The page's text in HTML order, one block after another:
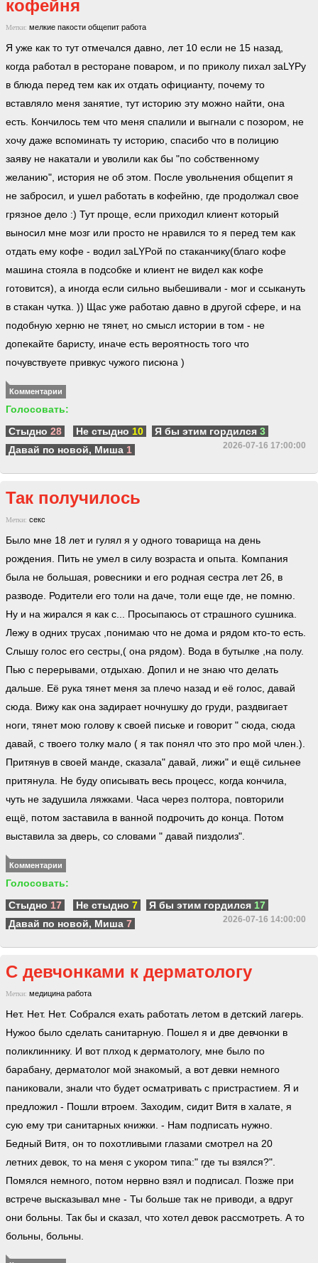
кофейня
Метки: мелкие пакости общепит работа
Я уже как то тут отмечался давно, лет 10 если не 15 назад,
когда работал в ресторане поваром, и по приколу пихал заLYPу
в блюда перед тем как их отдать официанту, почему то
вставляло меня занятие, тут историю эту можно найти, она
есть. Кончилось тем что меня спалили и выгнали с позором, не
хочу даже вспоминать ту историю, спасибо что в полицию
заяву не накатали и уволили как бы "по собственному
желанию", история не об этом. После увольнения общепит я
не забросил, и ушел работать в кофейню, где продолжал свое
грязное дело :) Тут проще, если приходил клиент который
выносил мне мозг или просто не нравился то я перед тем как
отдать ему кофе - водил заLYPой по стаканчику(благо кофе
машина стояла в подсобке и клиент не видел как кофе
готовится), а иногда если сильно выбешивали - мог и ссыкануть
в стакан чутка. )) Щас уже работаю давно в другой сфере, и на
подобную херню не тянет, но смысл истории в том - не
допекайте баристу, иначе есть вероятность того что
почувствуете привкус чужого писюна )
Комментарии
Голосовать:
Стыдно 28 Не стыдно 10 Я бы этим гордился 3
Давай по новой, Миша 1 2026-07-16 17:00:00
Так получилось
Метки: секс
Было мне 18 лет и гулял я у одного товарища на день
рождения. Пить не умел в силу возраста и опыта. Компания
была не большая, ровесники и его родная сестра лет 26, в
разводе. Родители его толи на даче, толи еще где, не помню.
Ну и на жирался я как с... Просыпаюсь от страшного сушника.
Лежу в одних трусах ,понимаю что не дома и рядом кто-то есть.
Слышу голос его сестры,( она рядом). Вода в бутылке ,на полу.
Пью с перерывами, отдыхаю. Допил и не знаю что делать
дальше. Её рука тянет меня за плечо назад и её голос, давай
сюда. Вижу как она задирает ночнушку до груди, раздвигает
ноги, тянет мою голову к своей письке и говорит " сюда, сюда
давай, с твоего толку мало ( я так понял что это про мой член.).
Притянув в своей манде, сказала" давай, лижи" и ещё сильнее
притянула. Не буду описывать весь процесс, когда кончила,
чуть не задушила ляжками. Часа через полтора, повторили
ещё, потом заставила в ванной подрочить до конца. Потом
выставила за дверь, со словами " давай пиздолиз".
Комментарии
Голосовать:
Стыдно 17 Не стыдно 7 Я бы этим гордился 17
Давай по новой, Миша 7 2026-07-16 14:00:00
С девчонками к дерматологу
Метки: медицина работа
Нет. Нет. Нет. Собрался ехать работать летом в детский лагерь.
Нужоо было сделать санитарную. Пошел я и две девчонки в
поликлиннику. И вот плход к дерматологу, мне было по
барабану, дерматолог мой знакомый, а вот девки немного
паниковали, знали что будет осматривать с пристрастием. Я и
предложил - Пошли втроем. Заходим, сидит Витя в халате, я
сую ему три санитарных книжки. - Нам подписать нужно.
Бедный Витя, он то похотливыми глазами смотрел на 20
летних девок, то на меня с укором типа:" где ты взялся?".
Помялся немного, потом нервно взял и подписал. Позже при
встрече высказывал мне - Ты больше так не приводи, а вдруг
они больны. Так бы и сказал, что хотел девок рассмотреть. А то
больны, больны.